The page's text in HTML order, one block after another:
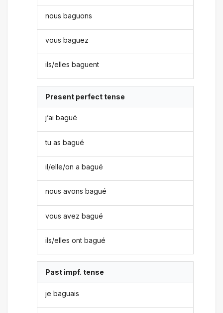
nous baguons
vous baguez
ils/elles baguent
Present perfect tense
j’ai bagué
tu as bagué
il/elle/on a bagué
nous avons bagué
vous avez bagué
ils/elles ont bagué
Past impf. tense
je baguais